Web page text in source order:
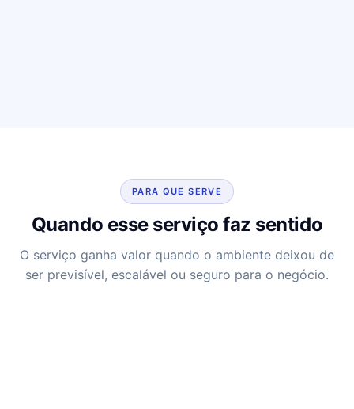
PARA QUE SERVE
Quando esse serviço faz sentido
O serviço ganha valor quando o ambiente deixou de
ser previsível, escalável ou seguro para o negócio.